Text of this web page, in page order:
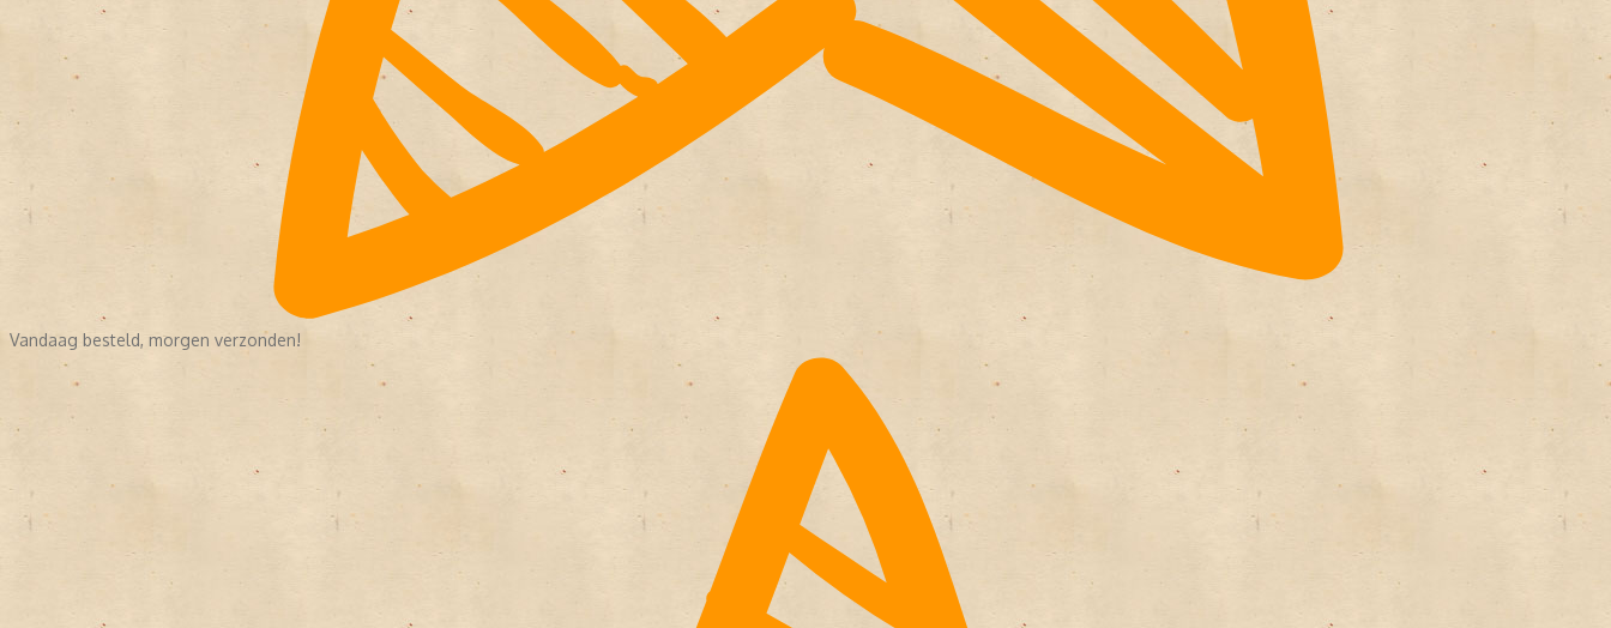
Vandaag besteld, morgen verzonden!